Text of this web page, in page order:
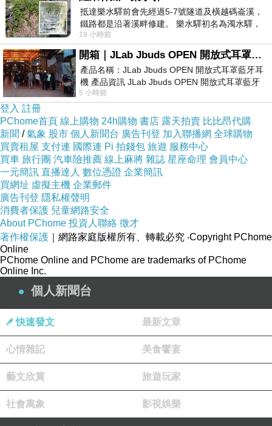
著教科書的錯誤來寫，卻還是可以得分！
「創造論對進化論」讓我看到一個情況：
「過去認為是對的事，未來很有可能證明其實它
是錯的！」其實就我個人而言，也有很多這種經
驗，「自己過去認為是對的事，後來卻認為是錯
的！」以下就引用十幾年前的一些日誌來跟大家
分享。
以前所接受到的資訊，股市就是賭場，買賣股票
就是在賭博，而教會的人反對賭博，所以在買賣
股票時的不順就會認為是「上帝似乎與我對
做」，不讓我稱心如意（因為上帝反對賭博）。
--------------------------------------------------------------------
---------------------------------
81.03.12
讓我空歡喜一場，原來妹妹沒幫我買。
--------------------------------------------------------------------
---------------------------------
但經過幾年，就明白之所以大家會認為「股
市就是賭場」，是因為很多人在裡面賠了錢，也
抵達樂水驛前會先經過5-7號隧道及橫越碼崙溪，
鐵路都是沿著溪畔修建。 樂水驛初名為濁水驛，
但因與臺鐵集集線車站同名，於1953
19 小時前
開箱｜JLab Jbuds OPEN 開放式耳罩藍牙耳機 - 設計美學，輕巧、透氣、環境音全物理達成！
產品名稱：JLab Jbuds OPEN 開放式耳罩藍牙耳
機 產品資訊 JLab Jbuds OPEN 開放式耳罩藍牙
耳機評語：非常有特色，值得喜愛美型工
5 小時前
登入 註冊
PChome首頁 線上購物 24h購物 書店 露天拍賣 比比昂代購
新聞 /氣象 股市 個人新聞台 廣告刊登 加入聯播網 全球購物
買賣租屋 支付連 國際連 Pi 拍錢包 旅遊 服務中心
買車 旅行團 汽車險推薦 線上麻將 雜誌 星座命理 會員中心
一元簡訊 直播達人 數位憑證 企業簡訊
買網址 虛擬主機 企業郵件
廣告刊登 隱私權聲明
消費者保護 兒童網路安全
About PChome 投資人聯絡 徵才
著作權保護 ｜網路家庭版權所有、轉載必究 ‧Copyright PChome
Online
PChome Online and PChome are trademarks of PChome
Online Inc.
個人新聞台
快速發文 最新文章
心情雜記 美食饗宴
藝文欣賞 旅遊玩家
社會萬象 影視娛樂